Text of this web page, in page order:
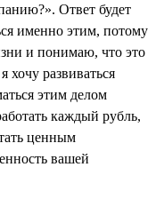
Ответ будет
именно этим, потому
и понимаю, что это
хочу развиваться
этим делом
каждый рубль,
ценным
вашей